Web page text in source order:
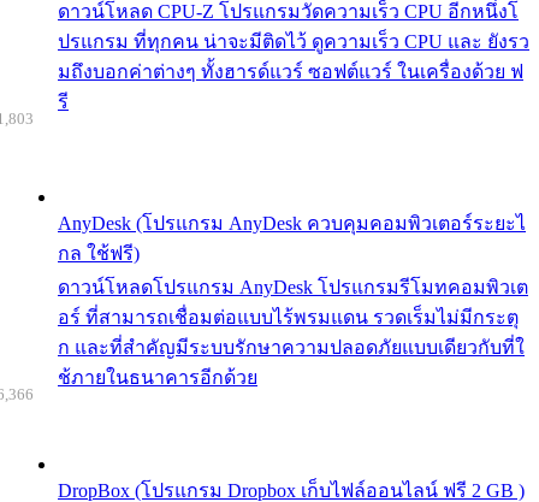
ดาวน์โหลด CPU-Z โปรแกรมวัดความเร็ว CPU อีกหนึ่งโ
ปรแกรม ที่ทุกคน น่าจะมีติดไว้ ดูความเร็ว CPU และ ยังรว
มถึงบอกค่าต่างๆ ทั้งฮารด์แวร์ ซอฟต์แวร์ ในเครื่องด้วย ฟ
รี
AnyDesk (โปรแกรม AnyDesk ควบคุมคอมพิวเตอร์ระยะไ
กล ใช้ฟรี)
ดาวน์โหลดโปรแกรม AnyDesk โปรแกรมรีโมทคอมพิวเต
อร์ ที่สามารถเชื่อมต่อแบบไร้พรมแดน รวดเร็มไม่มีกระตุ
ก และที่สำคัญมีระบบรักษาความปลอดภัยแบบเดียวกับที่ใ
ช้ภายในธนาคารอีกด้วย
DropBox (โปรแกรม Dropbox เก็บไฟล์ออนไลน์ ฟรี 2 GB )